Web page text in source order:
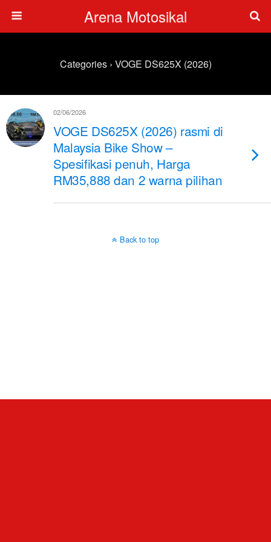
Arena Motosikal
Categories › VOGE DS625X (2026)
02/06/2026
VOGE DS625X (2026) rasmi di
Malaysia Bike Show –
Spesifikasi penuh, Harga
RM35,888 dan 2 warna pilihan
Back to top